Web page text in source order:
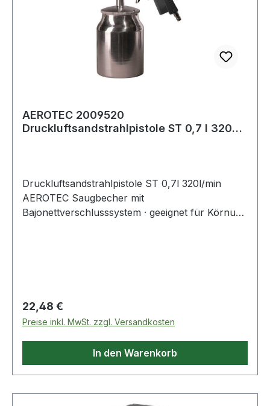
AEROTEC 2009520
Druckluftsandstrahlpistole ST 0,7 l 320
Druckluftsandstrahlpistole ST 0,7l 320l/min
AEROTEC Saugbecher mit
Bajonettverschlusssystem · geeignet für Körnung
Regulärer Preis:
22,48 €
Preise inkl. MwSt. zzgl. Versandkosten
In den Warenkorb